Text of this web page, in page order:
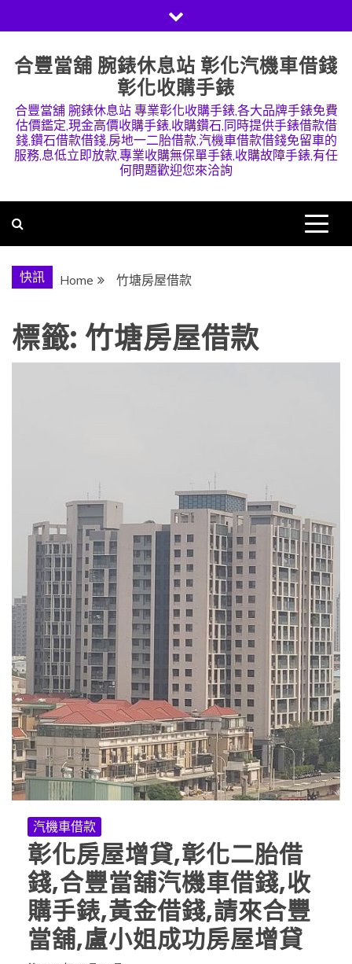
to
content
合豐當舖 腕錶休息站 彰化汽機車借錢
彰化收購手錶
合豐當舖 腕錶休息站 專業彰化收購手錶,各大品牌手錶免費
估價鑑定,現金高價收購手錶,收購鑽石,同時提供手錶借款借
錢,鑽石借款借錢,房地一二胎借款,汽機車借款借錢免留車的
服務,息低立即放款,專業收購無保單手錶,收購故障手錶,有任
何問題歡迎您來洽詢
快訊 Home 竹塘房屋借款
標籤: 竹塘房屋借款
汽機車借款
彰化房屋增貸,彰化二胎借
錢,合豐當舖汽機車借錢,收
購手錶,黃金借錢,請來合豐
當舖,盧小姐成功房屋增貸